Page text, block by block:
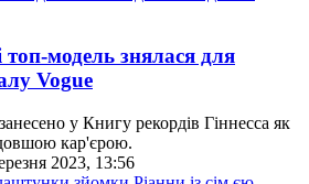
топ-модель знялася для
Vogue
у Книгу рекордів Гіннесса як
кар'єрою.
2023, 13:56